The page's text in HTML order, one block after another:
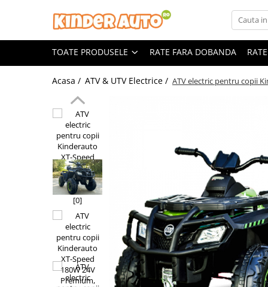
Toate Produsele
Produse in stoc
Masinute electrice
Motociclete electrice
ATV & UTV Electrice
Vehicule electrice adulti
Vehicule speciale copii
Motociclete Drift-Trike
Masinute electrice Mercedes
Masinute electrice tip SUV
Piese & Accesorii
Jucarii RC cu telecomanda
TOATE PRODUSELE RATE FARA DOBANDA
Acasa / ATV & UTV Electrice / ATV electric pentru copii